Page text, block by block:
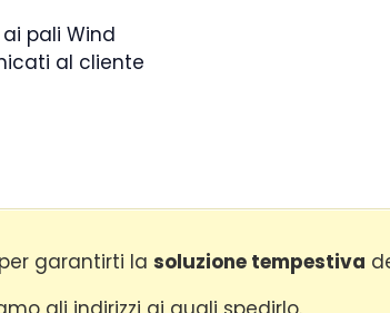
pali Wind
al cliente
garantirti la soluzione tempestiva